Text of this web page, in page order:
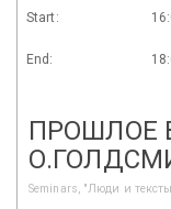
Start:
End:
ПРОШЛОЕ
Seminars, "Люди и